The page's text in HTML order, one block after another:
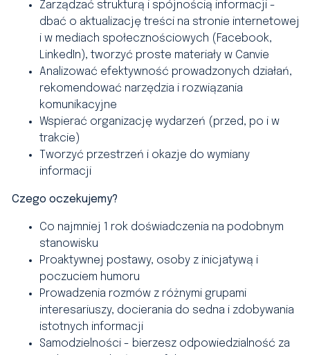
Zarządzać strukturą i spójnością informacji -
dbać o aktualizację treści na stronie internetowej
i w mediach społecznościowych (Facebook,
LinkedIn), tworzyć proste materiały w Canvie
Analizować efektywność prowadzonych działań,
rekomendować narzędzia i rozwiązania
komunikacyjne
Wspierać organizację wydarzeń (przed, po i w
trakcie)
Tworzyć przestrzeń i okazje do wymiany
informacji
Czego oczekujemy?
Co najmniej 1 rok doświadczenia na podobnym
stanowisku
Proaktywnej postawy, osoby z inicjatywą i
poczuciem humoru
Prowadzenia rozmów z różnymi grupami
interesariuszy, docierania do sedna i zdobywania
istotnych informacji
Samodzielności - bierzesz odpowiedzialność za